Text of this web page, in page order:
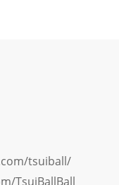
tsuiball/
TsuiBallBall